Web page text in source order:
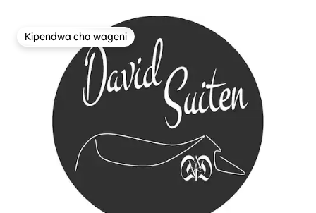
Kipendwa cha wageni
Kipendwa cha wageni